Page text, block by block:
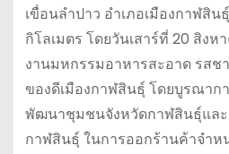
เขื่อนลำปาว อำเภอเมืองกาฬสิน
กิโลเมตร โดยวันเสาร์ที่ 20 สิงห
งานมหกรรมอาหารสะอาด รสช
ของดีเมืองกาฬสินธุ์ โดยบูรณาก
พัฒนาชุมชนจังหวัดกาฬสินธุ์และ
กาฬสินธุ์ ในการออกร้านค้าจำห